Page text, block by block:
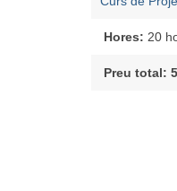
Hores: 20
Preu total: